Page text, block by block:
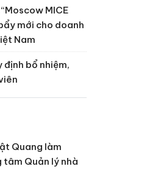
MICE
mới cho doanh
Nam
bổ nhiệm,
Quang làm
tâm Quản lý nhà